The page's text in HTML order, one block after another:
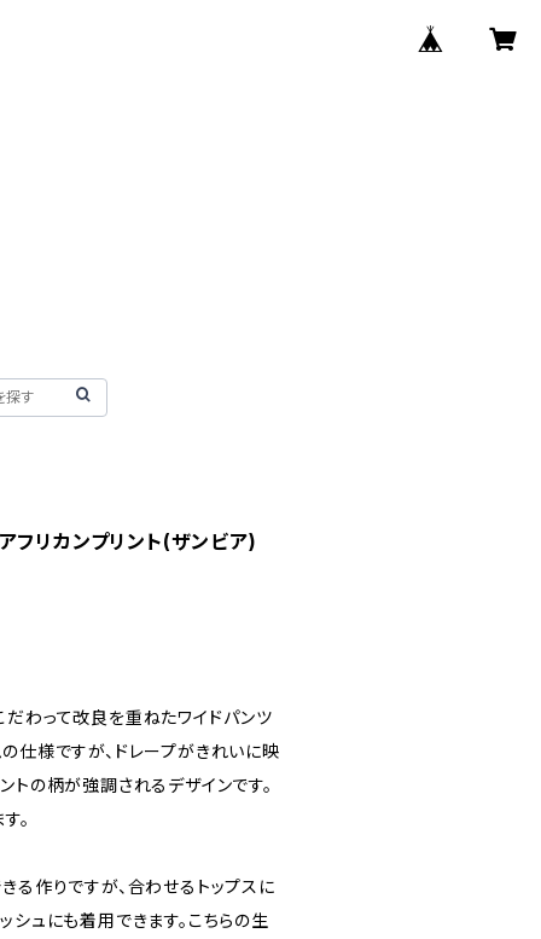
リカンプリント(ザンビア)
わって改良を重ねたワイドパンツ
仕様ですが、ドレープがきれいに映
トの柄が強調されるデザインです。
。
る作りですが、合わせるトップスに
シュにも着用できます。こちらの生